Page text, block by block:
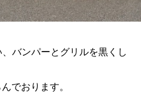
バンパーとグリルを黒くし
でおります。